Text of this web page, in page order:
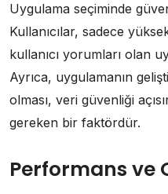
Uygulama seçiminde
Kullanıcılar, sadece
kullanıcı yorumları olan
Ayrıca, uygulamanın
olması, veri güvenliği
gereken bir faktördür.
Performans ve